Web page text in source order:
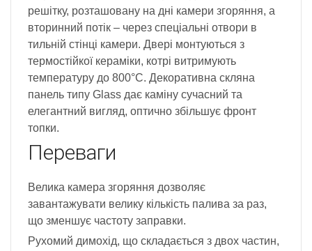
решітку, розташовану на дні камери згоряння, а
вторинний потік – через спеціальні отвори в
тильній стінці камери. Двері монтуються з
термостійкої кераміки, котрі витримують
температуру до 800°C. Декоративна скляна
панель типу Glass дає каміну сучасний та
елегантний вигляд, оптично збільшує фронт
топки.
Переваги
Велика камера згоряння дозволяє
завантажувати велику кількість палива за раз,
що зменшує частоту заправки.
Рухомий димохід, що складається з двох частин,